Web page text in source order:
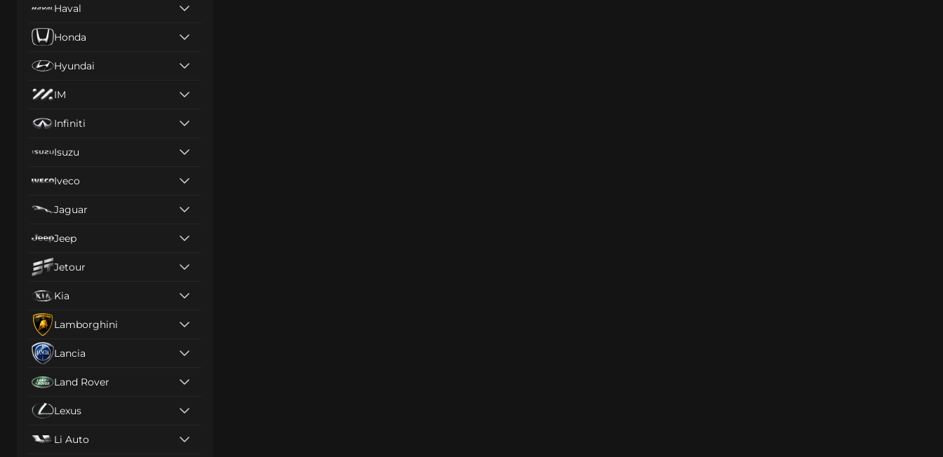
Haval
Honda
Hyundai
IM
Infiniti
Isuzu
Iveco
Jaguar
Jeep
Jetour
Kia
Lamborghini
Lancia
Land Rover
Lexus
Li Auto